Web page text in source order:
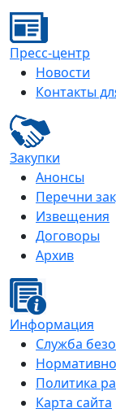
Пресс-центр
Новости
Контакты
Закупки
Анонсы
Перечни
Извещения
Договоры
Архив
Информация
Служба
Политика
Карта сайта